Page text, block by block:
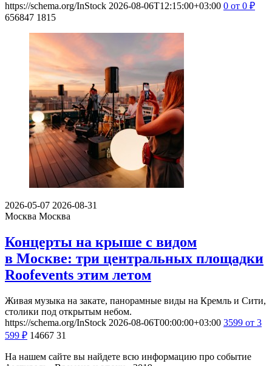
https://schema.org/InStock 2026-08-06T12:15:00+03:00 0 от 0 ₽
656847 1815
2026-05-07 2026-08-31
Москва Москва
Концерты на крыше с видом
в Москве: три центральных площадки
Roofevents этим летом
Живая музыка на закате, панорамные виды на Кремль и Сити,
столики под открытым небом.
https://schema.org/InStock 2026-08-06T00:00:00+03:00 3599 от 3
599 ₽ 14667 31
На нашем сайте вы найдете всю информацию про событие